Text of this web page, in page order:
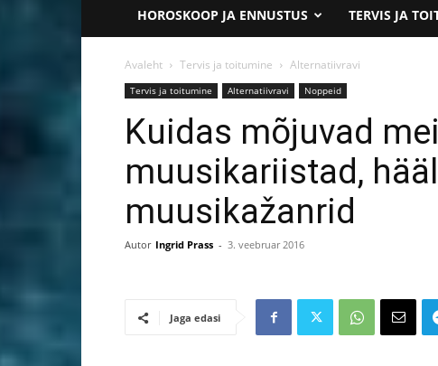
HOROSKOOP JA ENNUSTUS TERVIS JA
Avaleht Tervis ja toitumine Alternatiivravi
Tervis ja toitumine Alternatiivravi Noppeid
Kuidas mõjuvad
muusikariistad,
muusikažanrid
Autor Ingrid Prass - 3. veebruar 2016
Jaga edasi